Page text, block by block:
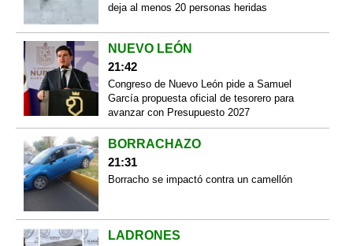
deja al menos 20 personas heridas
NUEVO LEÓN
21:42
Congreso de Nuevo León pide a Samuel
García propuesta oficial de tesorero para
avanzar con Presupuesto 2027
BORRACHAZO
21:31
Borracho se impactó contra un camellón
LADRONES